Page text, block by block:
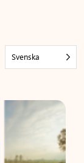
Svenska